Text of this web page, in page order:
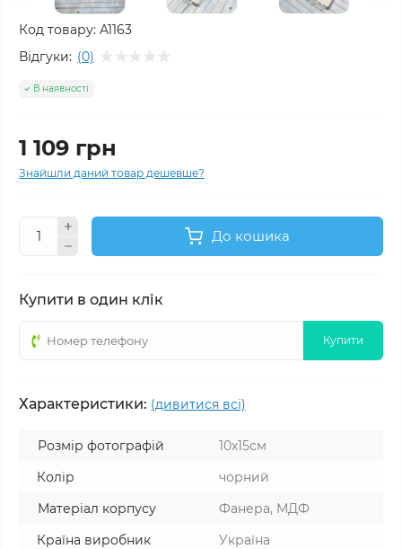
Код товару: A1163
Відгуки: (0)
В наявності
1 109 грн
Знайшли даний товар дешевше?
До кошика
Купити в один клік
Купити
Характеристики: (дивитися всі)
Розмір фотографій
10х15см
Колір
чорний
Матеріал корпусу
Фанера, МДФ
Країна виробник
Україна